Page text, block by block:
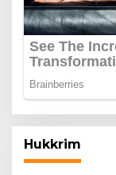
Hukkrim